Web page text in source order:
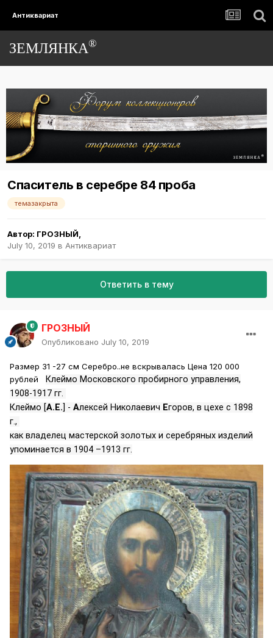
Антиквариат
ЗЕМЛЯНКА®
Спаситель в серебре 84 проба
темазакрыта
Автор: ГРОЗНЫЙ
July 10, 2019 в Антиквариат
Ответить в тему
ГРОЗНЫЙ
Опубликовано July 10, 2019
Размер 31 -27 см Серебро..не вскрывалась Цена 120 000
рублей
Клеймо Московского пробирного управления,
1908-1917 гг.
Клеймо [А.Е.] - Алексей Николаевич Егоров, в цехе с 1898
г.,
как владелец мастерской золотых и серебряных изделий
упоминается в 1904 –1913 гг.